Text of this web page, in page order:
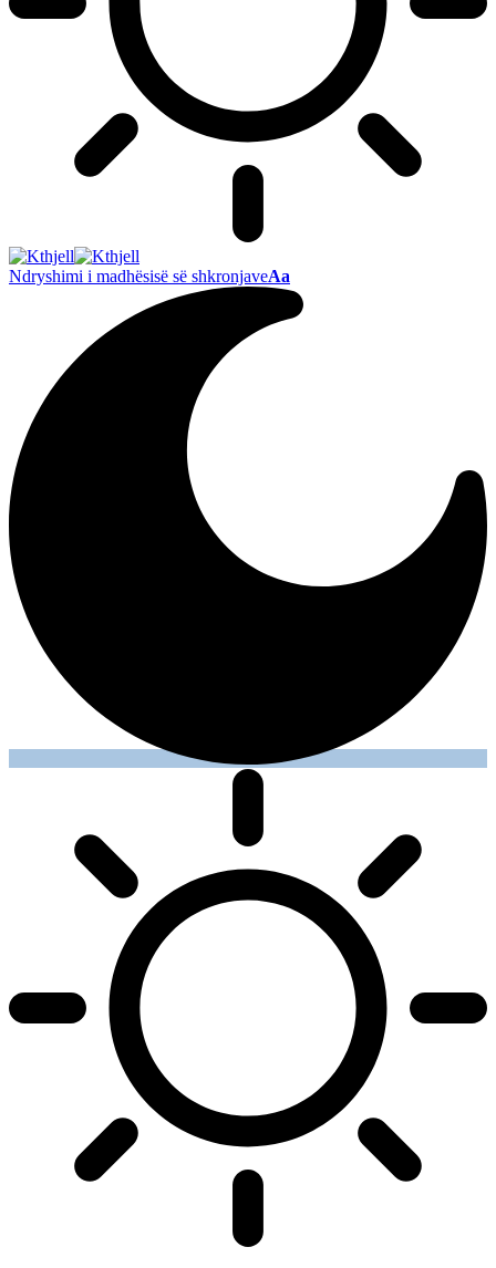
Ndryshimi i madhësisë së shkronjaveAa